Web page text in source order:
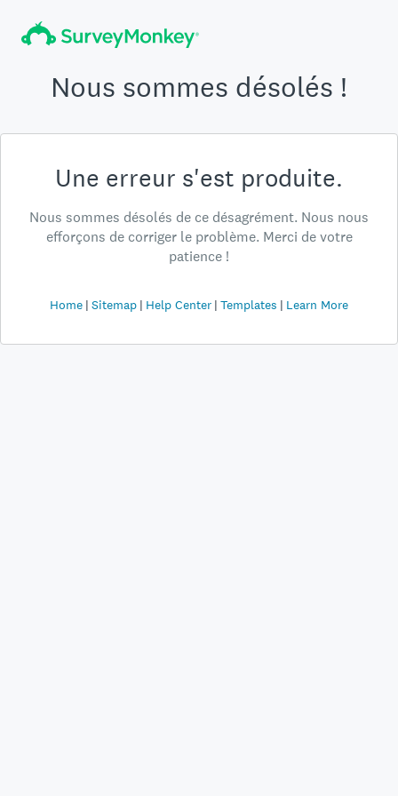
Nous sommes désolés !
Une erreur s'est produite.
Nous sommes désolés de ce désagrément. Nous nous
efforçons de corriger le problème. Merci de votre
patience !
Home Sitemap Help Center Templates Learn More